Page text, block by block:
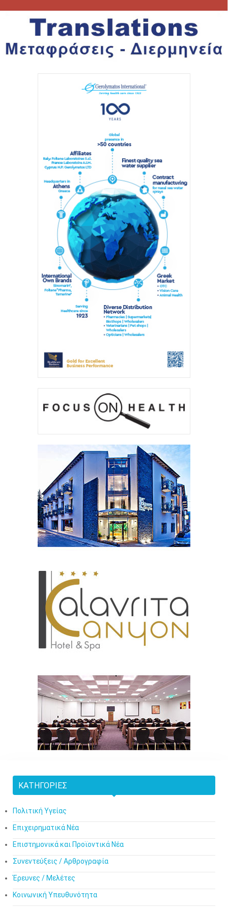
ΚΑΤΗΓΟΡΊΕΣ
Πολιτική Υγείας
Επιχειρηματικά Νέα
Επιστημονικά και Προϊοντικά Νέα
Συνεντεύξεις / Αρθρογραφία
Έρευνες / Μελέτες
Κοινωνική Υπευθυνότητα